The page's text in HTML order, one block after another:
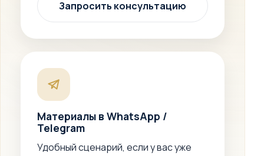
Запросить консультацию
Материалы в WhatsApp /
Telegram
Удобный сценарий, если у вас уже